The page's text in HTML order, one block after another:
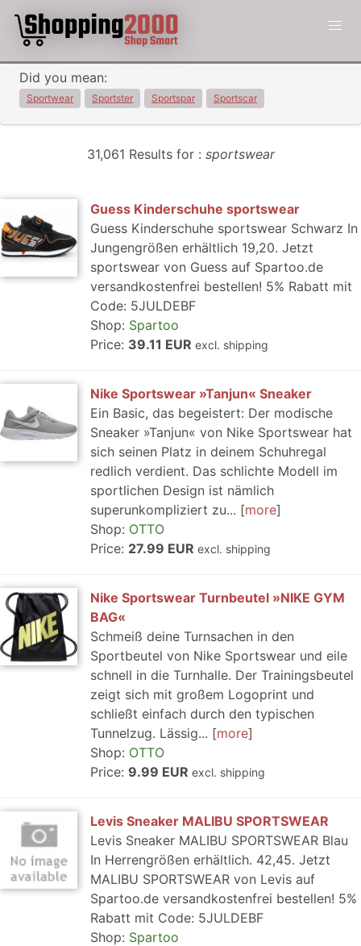
Did you mean:
Sportwear Sportster Sportspar Sportscar
31,061 Results for : sportswear
Guess Kinderschuhe sportswear
Guess Kinderschuhe sportswear Schwarz In
Jungengrößen erhältlich 19,20. Jetzt
sportswear von Guess auf Spartoo.de
versandkostenfrei bestellen! 5% Rabatt mit
Code: 5JULDEBF
Shop: Spartoo
Price: 39.11 EUR excl. shipping
Nike Sportswear »Tanjun« Sneaker
Ein Basic, das begeistert: Der modische
Sneaker »Tanjun« von Nike Sportswear hat
sich seinen Platz in deinem Schuhregal
redlich verdient. Das schlichte Modell im
sportlichen Design ist nämlich
superunkompliziert zu...
more
Shop: OTTO
Price: 27.99 EUR excl. shipping
Nike Sportswear Turnbeutel »NIKE GYM
BAG«
Schmeiß deine Turnsachen in den
Sportbeutel von Nike Sportswear und eile
schnell in die Turnhalle. Der Trainingsbeutel
zeigt sich mit großem Logoprint und
schließt einfach durch den typischen
Tunnelzug. Lässig...
more
Shop: OTTO
Price: 9.99 EUR excl. shipping
Levis Sneaker MALIBU SPORTSWEAR
Levis Sneaker MALIBU SPORTSWEAR Blau
In Herrengrößen erhältlich. 42,45. Jetzt
MALIBU SPORTSWEAR von Levis auf
Spartoo.de versandkostenfrei bestellen! 5%
Rabatt mit Code: 5JULDEBF
Shop: Spartoo